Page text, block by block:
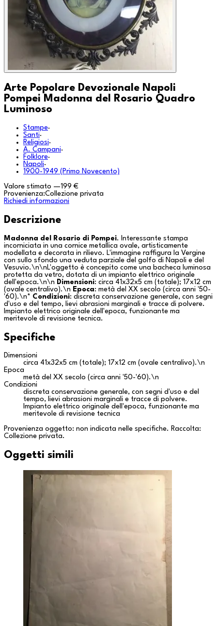
Arte Popolare Devozionale Napoli
Pompei Madonna del Rosario Quadro
Luminoso
Stampe·
Santi·
Religiosi·
A. Campani·
Folklore·
Napoli·
1900-1949 (Primo Novecento)
Valore stimato —199 €
Provenienza:Collezione privata
Richiedi informazioni
Descrizione
Madonna del Rosario di Pompei. Interessante stampa
incorniciata in una cornice metallica ovale, artisticamente
modellata e decorata in rilievo. L'immagine raffigura la Vergine
con sullo sfondo una veduta parziale del golfo di Napoli e del
Vesuvio.\n\nL'oggetto è concepito come una bacheca luminosa
protetta da vetro, dotata di un impianto elettrico originale
dell'epoca.\n\n Dimensioni: circa 41x32x5 cm (totale); 17x12 cm
(ovale centralivo).\n Epoca: metà del XX secolo (circa anni '50-
'60).\n* Condizioni: discreta conservazione generale, con segni
d'uso e del tempo, lievi abrasioni marginali e tracce di polvere.
Impianto elettrico originale dell'epoca, funzionante ma
meritevole di revisione tecnica.
Specifiche
Dimensioni
circa 41x32x5 cm (totale); 17x12 cm (ovale centralivo).\n
Epoca
metà del XX secolo (circa anni '50-'60).\n
Condizioni
discreta conservazione generale, con segni d'uso e del
tempo, lievi abrasioni marginali e tracce di polvere.
Impianto elettrico originale dell'epoca, funzionante ma
meritevole di revisione tecnica
Provenienza oggetto: non indicata nelle specifiche. Raccolta:
Collezione privata.
Oggetti simili